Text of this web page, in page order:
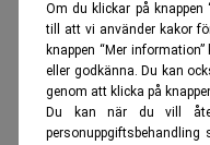
Om du klickar på knappen
till att vi använder kakor
knappen “Mer
eller godkänna. Du kan
genom att klicka på
Du kan när du vill